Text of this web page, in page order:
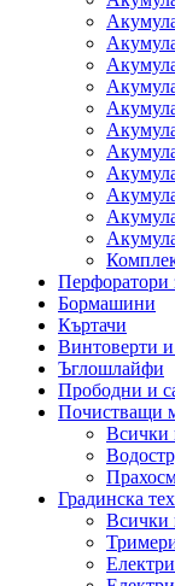
Перфоратори
Бормашини
Къртачи
Винтоверти и
Ъглошлайфи
Прободни и
Почистващи
Всички
Градинска
Всички